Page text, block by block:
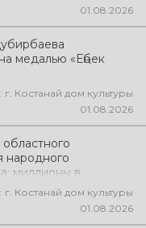
01.08.2026
медалью «Еңбек
г. Костанай дом культуры
01.08.2026
народного
миллионы в
г. Костанай дом культуры
01.08.2026